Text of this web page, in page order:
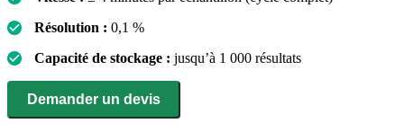
Résolution : 0,1 %
Capacité de stockage : jusqu’à 1 000 résultats
Demander un devis